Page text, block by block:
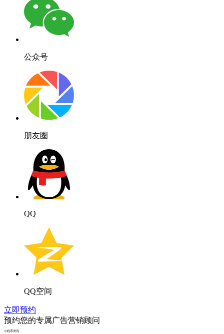
公众号
朋友圈
QQ
QQ空间
立即预约
预约您的专属广告营销顾问
小程序资讯